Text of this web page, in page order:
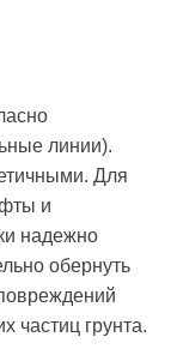
линии).
Для
и
надежно
обернуть
частиц грунта.